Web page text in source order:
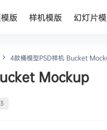
版 样机模版 幻灯片
4款桶模型PSD样机 Bucket
Mockup
3